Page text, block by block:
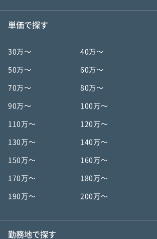
単価で探す
30万〜 40万〜
50万〜 60万〜
70万〜 80万〜
90万〜 100万〜
110万〜 120万〜
130万〜 140万〜
150万〜 160万〜
170万〜 180万〜
190万〜 200万〜
勤務地で探す